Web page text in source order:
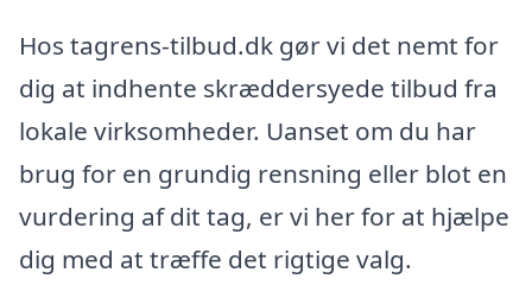
Hos tagrens-tilbud.dk gør vi det nemt for
dig at indhente skræddersyede tilbud fra
lokale virksomheder. Uanset om du har
brug for en grundig rensning eller blot en
vurdering af dit tag, er vi her for at hjælpe
dig med at træffe det rigtige valg.